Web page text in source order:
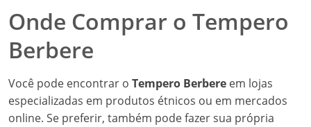
Onde Comprar o Tempero
Berbere
Você pode encontrar o Tempero Berbere em lojas
especializadas em produtos étnicos ou em mercados
online. Se preferir, também pode fazer sua própria